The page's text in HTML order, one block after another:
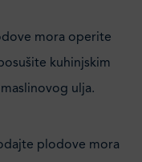
mora operite
kuhinjskim
ulja.
plodove mora